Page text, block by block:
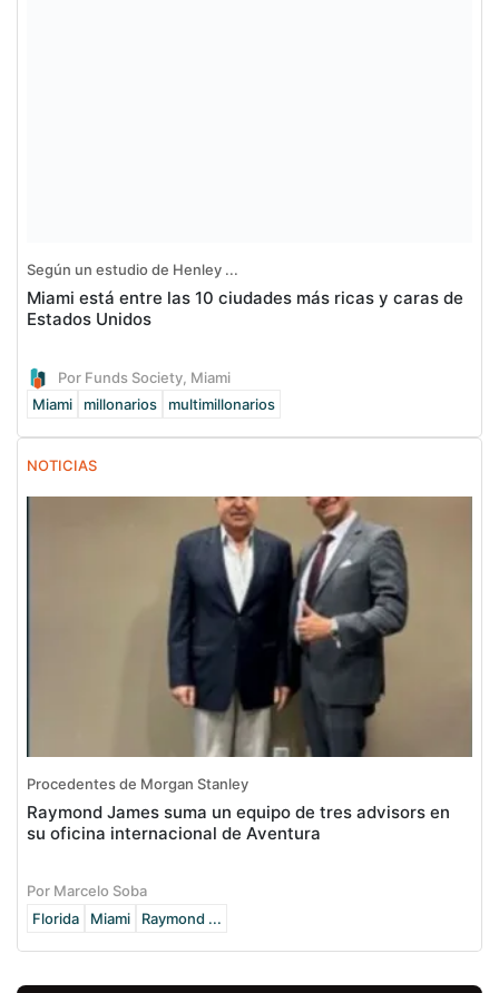
Según un estudio de Henley ...
Miami está entre las 10 ciudades más ricas y caras de
Estados Unidos
Por Funds Society, Miami
Miami
millonarios multimillonarios
NOTICIAS
Procedentes de Morgan Stanley
Raymond James suma un equipo de tres advisors en
su oficina internacional de Aventura
Por Marcelo Soba
Florida
Miami Raymond ...